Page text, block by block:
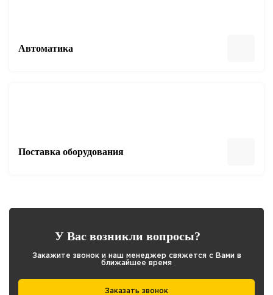
Автоматика
Поставка оборудования
У Вас возникли вопросы?
Закажите звонок и наш менеджер свяжется с Вами в
ближайшее время
Заказать звонок